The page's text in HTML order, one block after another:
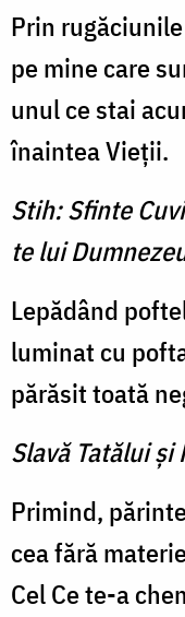
Prin
pe mine care
unul ce stai
înaintea Vieţii.
Stih: Sfinte
te lui
Lepădând
luminat cu
părăsit toată
Slavă Tatălui
Primind,
cea fără
Cel Ce te-a